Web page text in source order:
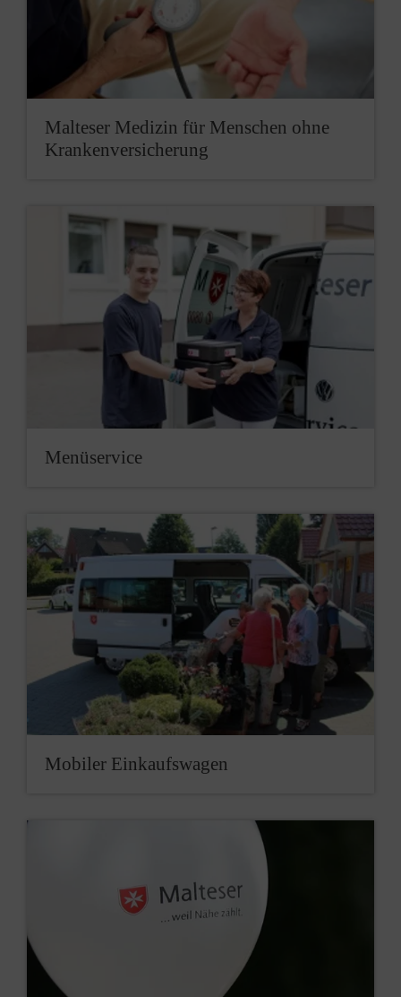
Mal­teser Medi­zin für Men­schen ohne
Kran­ken­versicherung
Menü­service
Mobiler Ein­kaufs­wagen